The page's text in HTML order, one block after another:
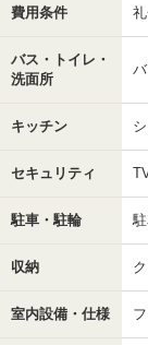
費用条件
バス・トイレ・
洗面所
キッチン
セキュリティ
駐車・駐輪
収納
室内設備・仕様